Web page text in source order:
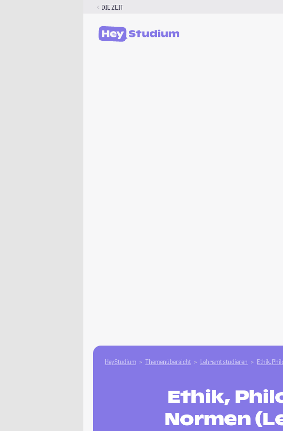
DIE ZEIT
HeyStudium Themenübersicht Lehramt studieren Ethik,
Ethik,
Normen